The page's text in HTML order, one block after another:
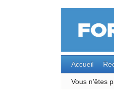
Accueil
Vous n’êtes